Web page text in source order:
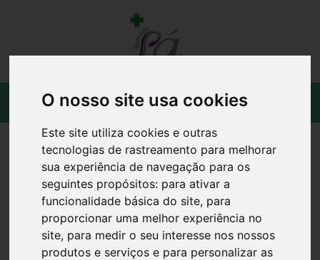
O nosso site usa cookies
Este site utiliza cookies e outras
tecnologias de rastreamento para melhorar
sua experiência de navegação para os
seguintes propósitos: para ativar a
funcionalidade básica do site, para
proporcionar uma melhor experiência no
site, para medir o seu interesse nos nossos
produtos e serviços e para personalizar as